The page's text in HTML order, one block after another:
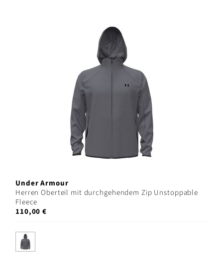
Under Armour
Herren Oberteil mit durchgehendem Zip Unstoppable
Fleece
110,00 €